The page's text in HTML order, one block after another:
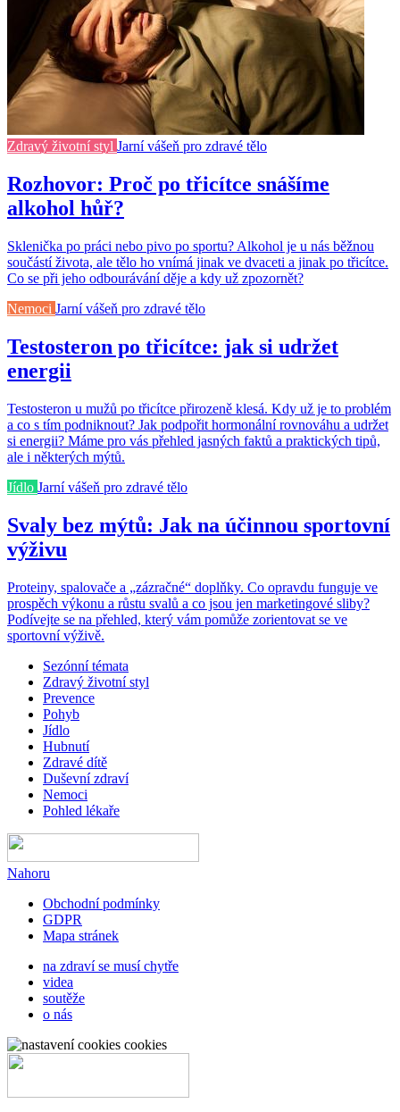
Zdravý životní styl Jarní vášeň pro zdravé tělo
Rozhovor: Proč po třicítce snášíme
alkohol hůř?
Sklenička po práci nebo pivo po sportu? Alkohol je u nás běžnou
součástí života, ale tělo ho vnímá jinak ve dvaceti a jinak po třicítce.
Co se při jeho odbourávání děje a kdy už zpozornět?
Nemoci Jarní vášeň pro zdravé tělo
Testosteron po třicítce: jak si udržet
energii
Testosteron u mužů po třicítce přirozeně klesá. Kdy už je to problém
a co s tím podniknout? Jak podpořit hormonální rovnováhu a udržet
si energii? Máme pro vás přehled jasných faktů a praktických tipů,
ale i některých mýtů.
Jídlo Jarní vášeň pro zdravé tělo
Svaly bez mýtů: Jak na účinnou sportovní
výživu
Proteiny, spalovače a „zázračné“ doplňky. Co opravdu funguje ve
prospěch výkonu a růstu svalů a co jsou jen marketingové sliby?
Podívejte se na přehled, který vám pomůže zorientovat se ve
sportovní výživě.
Sezónní témata
Zdravý životní styl
Prevence
Pohyb
Jídlo
Hubnutí
Zdravé dítě
Duševní zdraví
Nemoci
Pohled lékaře
Nahoru
Obchodní podmínky
GDPR
Mapa stránek
na zdraví se musí chytře
videa
soutěže
o nás
cookies